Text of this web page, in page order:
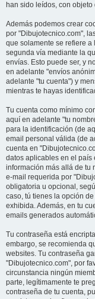
han sido leídos, con
Además podemos crear
por "Dibujotecnico.com",
que solamente se refiere
segunda vía mediante la
envías. Esto puede ser, y
en adelante "envíos
adelante "tu cuenta") y
mientras te hayas
Tu cuenta como mínimo
aquí en adelante "tu
para la identificación (de
email personal válida (de
cuenta en
datos aplicables en el país
información más allá de tu
e-mail requerida por
obligatoria u opcional,
caso, tú tienes la opción
exhibida. Además, en tu
emails generados
Tu contraseña está
embargo, se recomienda
websites. Tu contraseña
"Dibujotecnico.com", por
circunstancia ningún
parte, legítimamente te
contraseña de tu cuenta,